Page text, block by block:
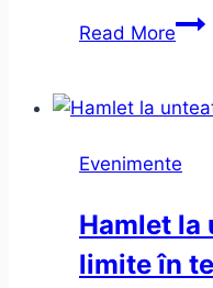
Read MoreBon
The
la
The
City
Evenimente
Hamlet la
limite în